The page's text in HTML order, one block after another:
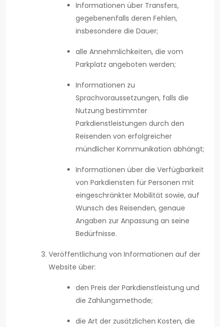
Informationen über Transfers,
gegebenenfalls deren Fehlen,
insbesondere die Dauer;
alle Annehmlichkeiten, die vom
Parkplatz angeboten werden;
Informationen zu
Sprachvoraussetzungen, falls die
Nutzung bestimmter
Parkdienstleistungen durch den
Reisenden von erfolgreicher
mündlicher Kommunikation abhängt;
Informationen über die Verfügbarkeit
von Parkdiensten für Personen mit
eingeschränkter Mobilität sowie, auf
Wunsch des Reisenden, genaue
Angaben zur Anpassung an seine
Bedürfnisse.
Veröffentlichung von Informationen auf der
Website über:
den Preis der Parkdienstleistung und
die Zahlungsmethode;
die Art der zusätzlichen Kosten, die